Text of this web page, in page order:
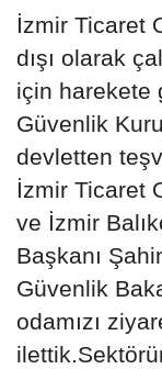
İzmir Ticaret
dışı olarak
için harekete
Güvenlik
devletten
İzmir Ticaret
ve İzmir
Başkanı
Güvenlik
odamızı